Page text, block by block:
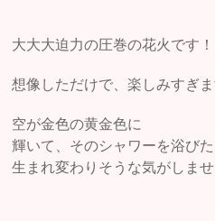
大大大迫力の圧巻の花火です！
想像しただけで、楽しみすぎ
空が金色の黄金色に
輝いて、そのシャワーを浴びた
生まれ変わりそうな気がしま